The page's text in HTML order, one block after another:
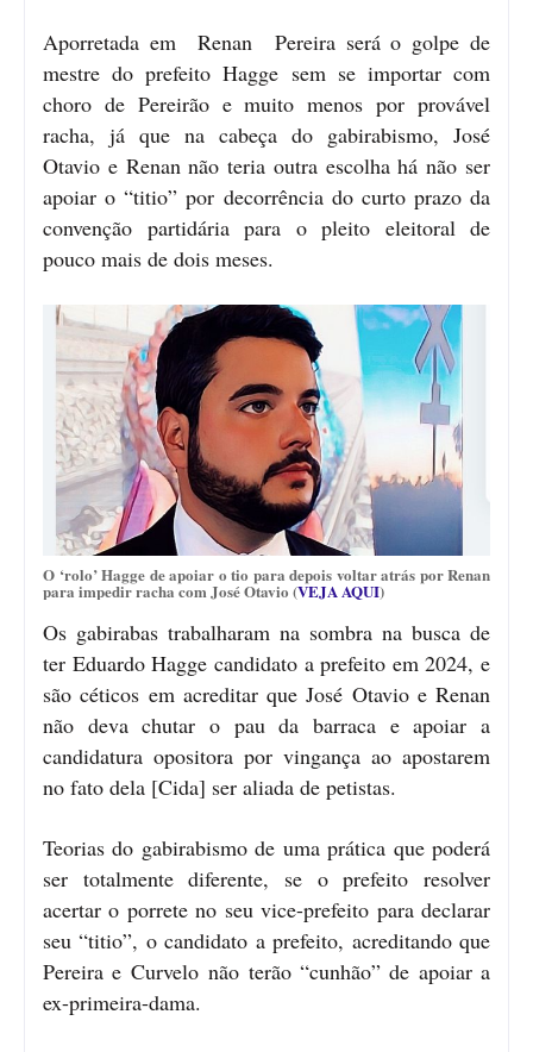
Aporretada em Renan Pereira será o golpe de
mestre do prefeito Hagge sem se importar com
choro de Pereirão e muito menos por provável
racha, já que na cabeça do gabirabismo, José
Otavio e Renan não teria outra escolha há não ser
apoiar o “titio” por decorrência do curto prazo da
convenção partidária para o pleito eleitoral de
pouco mais de dois meses.
O ‘rolo’ Hagge de apoiar o tio para depois voltar atrás por Renan
para impedir racha com José Otavio (VEJA AQUI)
Os gabirabas trabalharam na sombra na busca de
ter Eduardo Hagge candidato a prefeito em 2024, e
são céticos em acreditar que José Otavio e Renan
não deva chutar o pau da barraca e apoiar a
candidatura opositora por vingança ao apostarem
no fato dela [Cida] ser aliada de petistas.
Teorias do gabirabismo de uma prática que poderá
ser totalmente diferente, se o prefeito resolver
acertar o porrete no seu vice-prefeito para declarar
seu “titio”, o candidato a prefeito, acreditando que
Pereira e Curvelo não terão “cunhão” de apoiar a
ex-primeira-dama.